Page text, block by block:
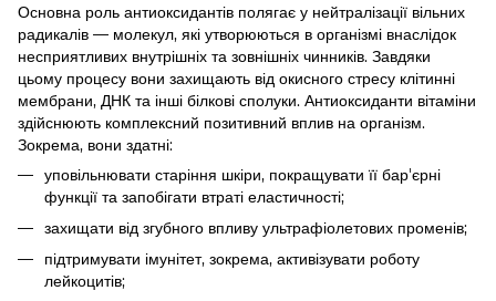
Основна роль антиоксидантів полягає у нейтралізації вільних
радикалів — молекул, які утворюються в організмі внаслідок
несприятливих внутрішніх та зовнішніх чинників. Завдяки
цьому процесу вони захищають від окисного стресу клітинні
мембрани, ДНК та інші білкові сполуки. Антиоксиданти вітаміни
здійснюють комплексний позитивний вплив на організм.
Зокрема, вони здатні:
уповільнювати старіння шкіри, покращувати її бар'єрні
функції та запобігати втраті еластичності;
захищати від згубного впливу ультрафіолетових променів;
підтримувати імунітет, зокрема, активізувати роботу
лейкоцитів;